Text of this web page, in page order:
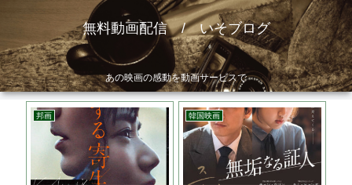
無料動画配信 / いそブログ
あの映画の感動を動画サービスで
邦画 韓国映画